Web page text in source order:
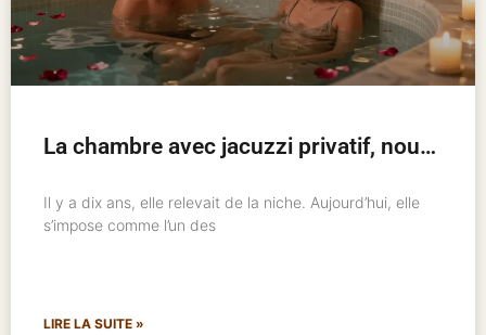
La chambre avec jacuzzi privatif, nouveau standard de l’hôtellerie romantique
Il y a dix ans, elle relevait de la niche. Aujourd’hui, elle
s’impose comme l’un des
LIRE LA SUITE »